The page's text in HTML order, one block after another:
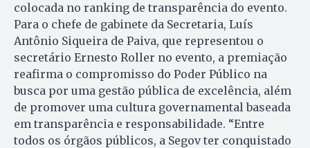
colocada no ranking de transparência do evento.
Para o chefe de gabinete da Secretaria, Luís
Antônio Siqueira de Paiva, que representou o
secretário Ernesto Roller no evento, a premiação
reafirma o compromisso do Poder Público na
busca por uma gestão pública de excelência, além
de promover uma cultura governamental baseada
em transparência e responsabilidade. “Entre
todos os órgãos públicos, a Segov ter conquistado